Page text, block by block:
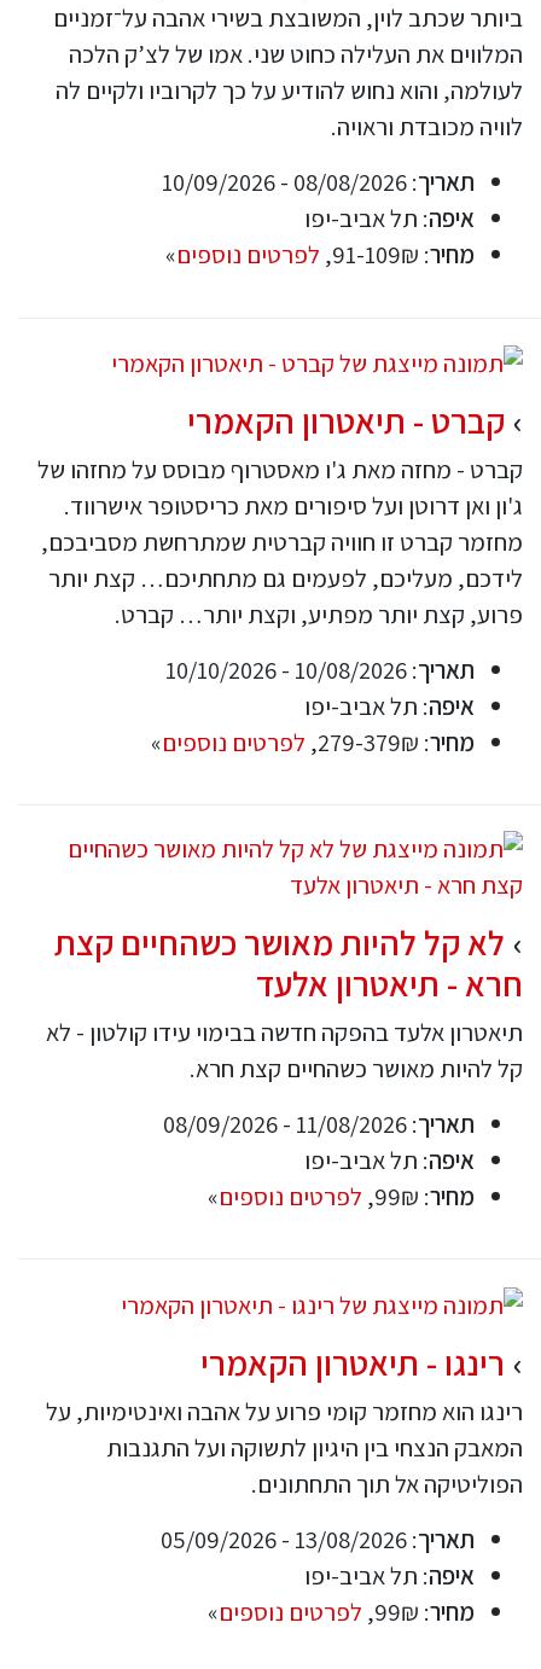
ביותר שכתב לוין, המשובצת בשירי אהבה על־זמניים
המלווים את העלילה כחוט שני. אמו של לצ’ק הלכה
לעולמה, והוא נחוש להודיע על כך לקרוביו ולקיים לה
לוויה מכובדת וראויה.
תאריך: 08/08/2026 - 10/09/2026
איפה: תל אביב-יפו
מחיר: 91-109₪, לפרטים נוספים»
קברט - תיאטרון הקאמרי
קברט - מחזה מאת ג'ו מאסטרוף מבוסס על מחזהו של
ג'ון ואן דרוטן ועל סיפורים מאת כריסטופר אישרווד.
מחזמר קברט זו חוויה קברטית שמתרחשת מסביבכם,
לידכם, מעליכם, לפעמים גם מתחתיכם… קצת יותר
פרוע, קצת יותר מפתיע, וקצת יותר… קברט.
תאריך: 10/08/2026 - 10/10/2026
איפה: תל אביב-יפו
מחיר: 279-379₪, לפרטים נוספים»
לא קל להיות מאושר כשהחיים קצת
חרא - תיאטרון אלעד
תיאטרון אלעד בהפקה חדשה בבימוי עידו קולטון - לא
קל להיות מאושר כשהחיים קצת חרא.
תאריך: 11/08/2026 - 08/09/2026
איפה: תל אביב-יפו
מחיר: 99₪, לפרטים נוספים»
רינגו - תיאטרון הקאמרי
רינגו הוא מחזמר קומי פרוע על אהבה ואינטימיות, על
המאבק הנצחי בין היגיון לתשוקה ועל התגנבות
הפוליטיקה אל תוך התחתונים.
תאריך: 13/08/2026 - 05/09/2026
איפה: תל אביב-יפו
מחיר: 99₪, לפרטים נוספים»